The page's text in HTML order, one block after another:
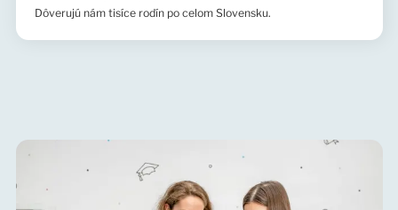
Dôverujú nám tisíce rodín po celom Slovensku.